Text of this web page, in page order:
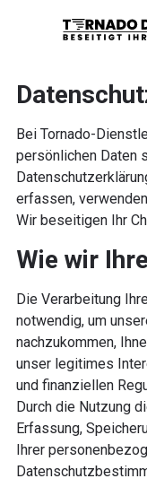
Bei Tornado-
persönlichen Daten
erfassen,
Wir beseitigen Ihr
Wie wir
Die Verarbeitung
notwendig, um
nachzukommen,
unser legitimes
und finanziellen
Durch die Nutzung
Erfassung,
Ihrer